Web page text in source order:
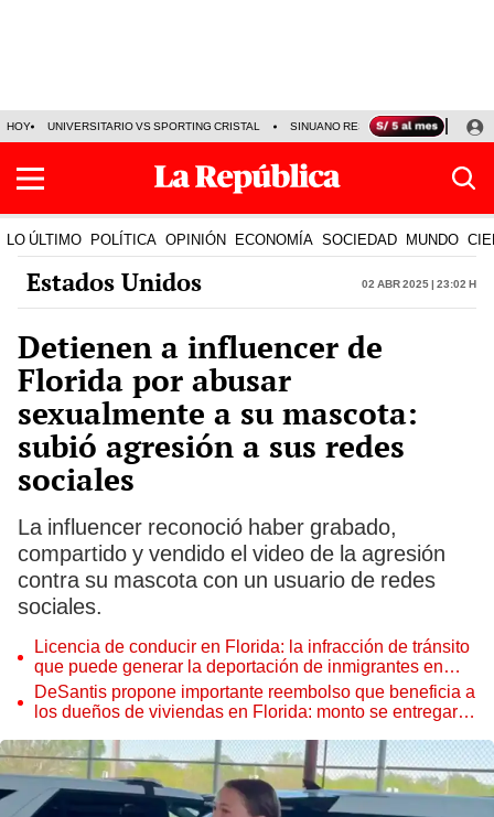
HOY UNIVERSITARIO VS SPORTING CRISTAL SINUANO RESULTADOS HOY
LO ÚLTIMO POLÍTICA OPINIÓN ECONOMÍA SOCIEDAD MUNDO
Estados Unidos 02 Abr 2025 | 23:02 h
Detienen a influencer de
Florida por abusar
sexualmente a su mascota:
subió agresión a sus redes
sociales
La influencer reconoció haber grabado,
compartido y vendido el video de la agresión
contra su mascota con un usuario de redes
sociales.
Licencia de conducir en Florida: la infracción de tránsito
que puede generar la deportación de inmigrantes en
Estados Unidos
DeSantis propone importante reembolso que beneficia a
los dueños de viviendas en Florida: monto se entregaría